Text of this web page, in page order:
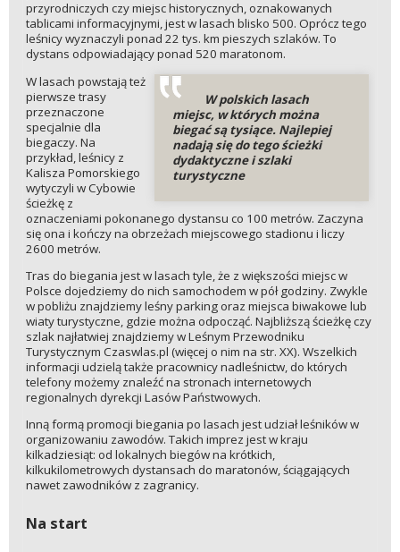
przyrodniczych czy miejsc historycznych, oznakowanych
tablicami informacyjnymi, jest w lasach blisko 500. Oprócz tego
leśnicy wyznaczyli ponad 22 tys. km pieszych szlaków. To
dystans odpowiadający ponad 520 maratonom.
W polskich lasach
miejsc, w których można
biegać są tysiące. Najlepiej
nadają się do tego ścieżki
dydaktyczne i szlaki
turystyczne
W lasach powstają też
pierwsze trasy
przeznaczone
specjalnie dla
biegaczy. Na
przykład, leśnicy z
Kalisza Pomorskiego
wytyczyli w Cybowie
ścieżkę z
oznaczeniami pokonanego dystansu co 100 metrów. Zaczyna
się ona i kończy na obrzeżach miejscowego stadionu i liczy
2600 metrów.
Tras do biegania jest w lasach tyle, że z większości miejsc w
Polsce dojedziemy do nich samochodem w pół godziny. Zwykle
w pobliżu znajdziemy leśny parking oraz miejsca biwakowe lub
wiaty turystyczne, gdzie można odpocząć. Najbliższą ścieżkę czy
szlak najłatwiej znajdziemy w Leśnym Przewodniku
Turystycznym Czaswlas.pl (więcej o nim na str. XX). Wszelkich
informacji udzielą także pracownicy nadleśnictw, do których
telefony możemy znaleźć na stronach internetowych
regionalnych dyrekcji Lasów Państwowych.
Inną formą promocji biegania po lasach jest udział leśników w
organizowaniu zawodów. Takich imprez jest w kraju
kilkadziesiąt: od lokalnych biegów na krótkich,
kilkukilometrowych dystansach do maratonów, ściągających
nawet zawodników z zagranicy.
Na start